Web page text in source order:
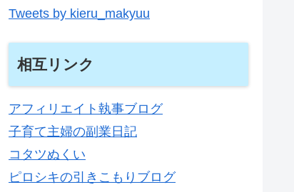
Tweets by kieru_makyuu
相互リンク
アフィリエイト執事ブログ
子育て主婦の副業日記
コタツぬくい
ピロシキの引きこもりブログ